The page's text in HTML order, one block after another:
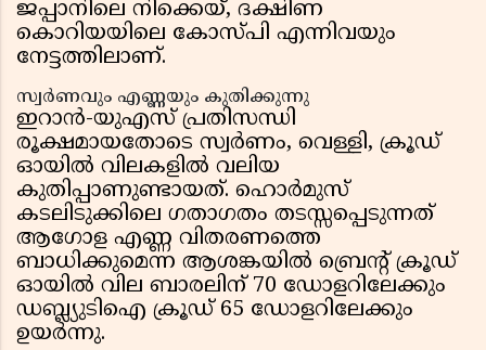
ജപ്പാനിലെ നിക്കെയ്, ദക്ഷിണ
കൊറിയയിലെ കോസ്‌പി എന്നിവയും
നേട്ടത്തിലാണ്.
സ്വർണവും എണ്ണയും കുതിക്കുന്നു
ഇറാൻ-യുഎസ് പ്രതിസന്ധി
രൂക്ഷമായതോടെ സ്വർണം, വെള്ളി, ക്രൂഡ്
ഓയിൽ വിലകളിൽ വലിയ
കുതിപ്പാണുണ്ടായത്. ഹൊർമുസ്
കടലിടുക്കിലെ ഗതാഗതം തടസ്സപ്പെടുന്നത്
ആഗോള എണ്ണ വിതരണത്തെ
ബാധിക്കുമെന്ന ആശങ്കയിൽ ബ്രെന്റ് ക്രൂഡ്
ഓയിൽ വില ബാരലിന് 70 ഡോളറിലേക്കും
ഡബ്ല്യുടിഐ ക്രൂഡ് 65 ഡോളറിലേക്കും
ഉയർന്നു.